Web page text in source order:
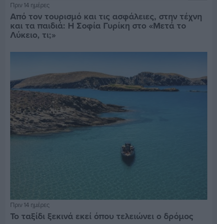
Πριν 14 ημέρες
Από τον τουρισμό και τις ασφάλειες, στην τέχνη
και τα παιδιά: Η Σοφία Γυρίκη στο «Μετά το
Λύκειο, τι;»
Πριν 14 ημέρες
Το ταξίδι ξεκινά εκεί όπου τελειώνει ο δρόμος